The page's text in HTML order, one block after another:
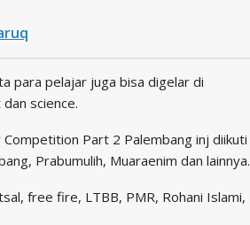
para pelajar juga bisa digelar di
science.
Part 2 Palembang inj diikuti
Prabumulih, Muaraenim dan lainnya.
free fire, LTBB, PMR, Rohani Islami,